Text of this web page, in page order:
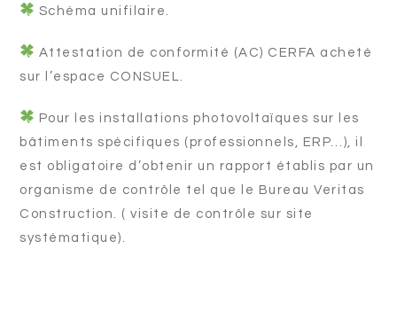
Schéma unifilaire.
Attestation de conformité (AC) CERFA acheté
sur l’espace CONSUEL.
Pour les installations photovoltaïques sur les
bâtiments spécifiques (professionnels, ERP…), il
est obligatoire d’obtenir un rapport établis par un
organisme de contrôle tel que le Bureau Veritas
Construction. ( visite de contrôle sur site
systématique).